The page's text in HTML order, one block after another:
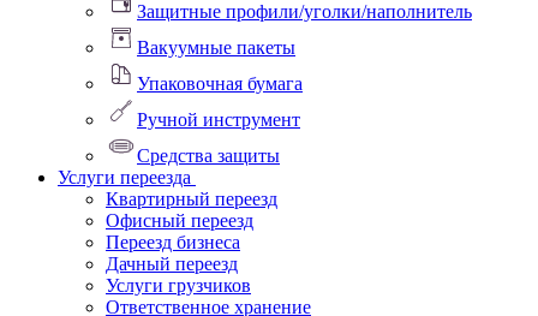
Защитные профили/уголки/наполнитель
Вакуумные пакеты
Упаковочная бумага
Ручной инструмент
Средства защиты
Услуги переезда
Квартирный переезд
Офисный переезд
Переезд бизнеса
Дачный переезд
Услуги грузчиков
Ответственное хранение